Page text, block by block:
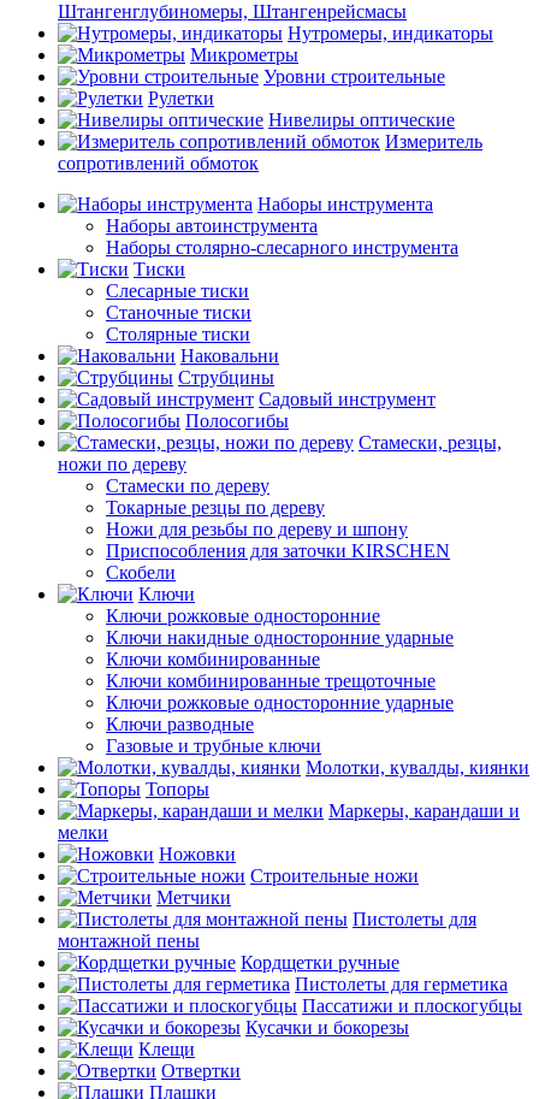
Штангенглубиномеры, Штангенрейсмасы
Нутромеры, индикаторы
Микрометры
Уровни строительные
Рулетки
Нивелиры оптические
Измеритель
сопротивлений обмоток
Наборы инструмента
Наборы автоинструмента
Наборы столярно-слесарного инструмента
Тиски
Слесарные тиски
Станочные тиски
Столярные тиски
Наковальни
Струбцины
Садовый инструмент
Полосогибы
Стамески, резцы,
ножи по дереву
Стамески по дереву
Токарные резцы по дереву
Ножи для резьбы по дереву и шпону
Приспособления для заточки KIRSCHEN
Скобели
Ключи
Ключи рожковые односторонние
Ключи накидные односторонние ударные
Ключи комбинированные
Ключи комбинированные трещоточные
Ключи рожковые односторонние ударные
Ключи разводные
Газовые и трубные ключи
Молотки, кувалды, киянки
Топоры
Маркеры, карандаши и
мелки
Ножовки
Строительные ножи
Метчики
Пистолеты для
монтажной пены
Кордщетки ручные
Пистолеты для герметика
Пассатижи и плоскогубцы
Кусачки и бокорезы
Клещи
Отвертки
Плашки